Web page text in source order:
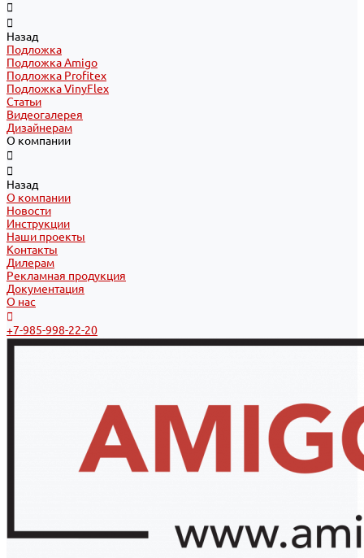
Назад
Подложка
Подложка Amigo
Подложка Profitex
Подложка VinyFlex
Статьи
Видеогалерея
Дизайнерам
О компании
Назад
О компании
Новости
Инструкции
Наши проекты
Контакты
Дилерам
Рекламная продукция
Документация
О нас
+7-985-998-22-20